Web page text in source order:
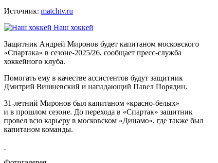
Источник: matchtv.ru
Наш хоккей
Защитник Андрей Миронов будет капитаном московского
«Спартака» в сезоне‑2025/26, сообщает пресс‑служба
хоккейного клуба.
Помогать ему в качестве ассистентов будут защитник
Дмитрий Вишневский и нападающий Павел Порядин.
31‑летний Миронов был капитаном «красно‑белых»
и в прошлом сезоне. До перехода в «Спартак» защитник
провел всю карьеру в московском «Динамо», где также был
капитаном команды.